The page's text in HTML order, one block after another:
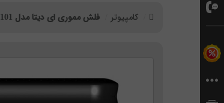
کامپیوتر فلش مموری ای دیتا مدل Adata S101